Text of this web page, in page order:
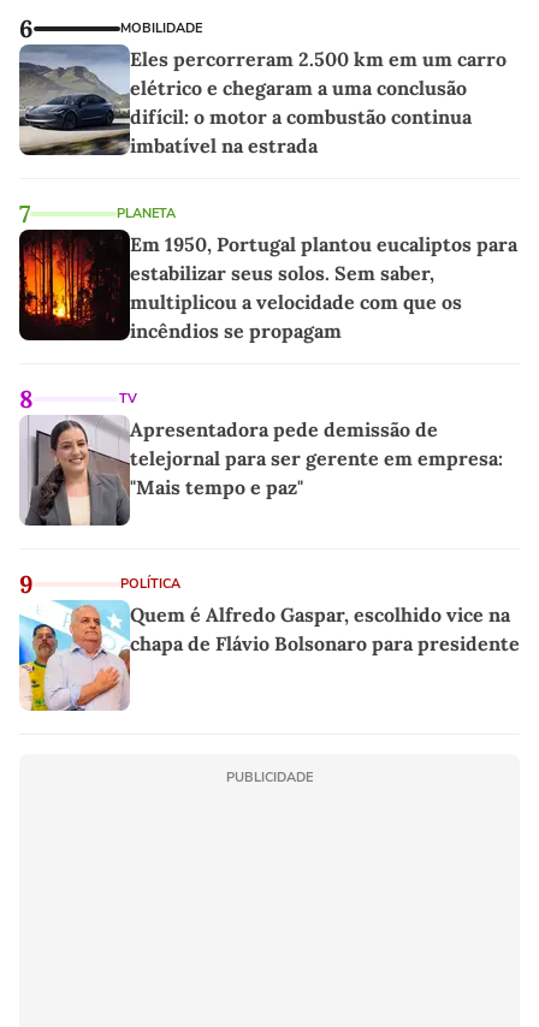
6 MOBILIDADE
Eles percorreram 2.500 km em um carro
elétrico e chegaram a uma conclusão
difícil: o motor a combustão continua
imbatível na estrada
7 PLANETA
Em 1950, Portugal plantou eucaliptos para
estabilizar seus solos. Sem saber,
multiplicou a velocidade com que os
incêndios se propagam
8 TV
Apresentadora pede demissão de
telejornal para ser gerente em empresa:
"Mais tempo e paz"
9 POLÍTICA
Quem é Alfredo Gaspar, escolhido vice na
chapa de Flávio Bolsonaro para presidente
PUBLICIDADE